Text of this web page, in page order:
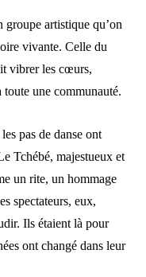
groupe artistique qu’on
vivante. Celle du
vibrer les cœurs,
une communauté.
pas de danse ont
Tchébé, majestueux et
un rite, un hommage
spectateurs, eux,
Ils étaient là pour
ont changé dans leur